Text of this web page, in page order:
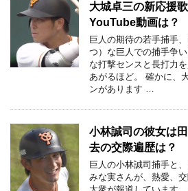
大城卓三の新応援
YouTube動画は？
巨人の期待の若手捕手
つ）な巨人での捕手争
な打撃センスと長打力
あがるほど。 確かに、
ンがあります …
小林誠司の彼女は
去の交際遍歴は？
巨人の小林誠司捕手と
みな実さんが、熱愛、